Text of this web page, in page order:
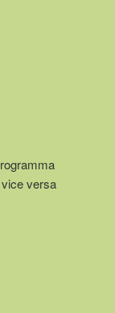
versa